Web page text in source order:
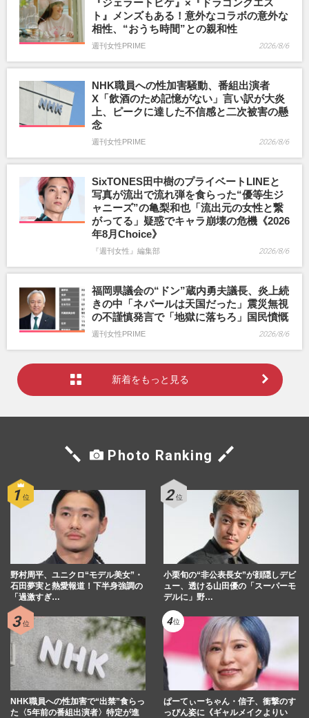
『ジェラートピケ』×『ドラゴンクエス
ト』メンズもある！意外なコラボの意外な
相性、“おうち時間”との親和性
週刊女性PRIME 2026/8/6
NHK職員への性加害騒動、番組出演者
X「飲酒のため記憶がない」言い訳が大炎
上、ピークに達した不信感と二次被害の懸
念
週刊女性PRIME 2026/8/6
SixTONES田中樹のプライベートLINEと
写真が流出で流れ弾を食らった“優等生ジ
ャニーズ”の亀梨和也「流出元の女性と繋
がってる」疑惑でキャラ崩壊の危機《2026
年8月Choice》
『週刊女性』編集部 2026/8/6
福岡県議会の“ドン”蔵内勇夫議長、炎上続
きの中「ネパールは天国だった」震災無視
の不謹慎発言で「地獄に落ちろ」国民憤慨
週刊女性PRIME 2026/8/6
新着をもっと見る
Photo Ranking
野村周平、ユニクロ“モデル美女”・
石田夢実と熱愛報道！下半身強調の
「過激すぎ…
小栗旬の“非公表長女”が顔隠しデビ
ュー、透ける山田優の「スーパーモ
デルに」野…
NHK職員への性加害で“出禁”食らっ
た〈5年前の番組出演者〉特定が進
ぱーてぃーちゃん・信子、衝撃のす
っぴん姿に《ギャルメイクよりい